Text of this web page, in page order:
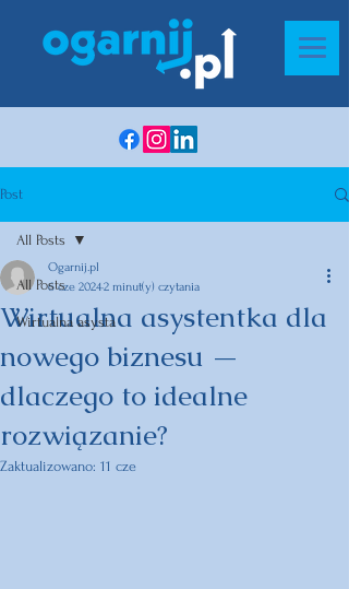
Post
All Posts
Wirtualna asysta
All Posts
Wirtualna asystentka dla
nowego biznesu —
dlaczego to idealne
rozwiązanie?
Ogarnij.pl
6 cze 20242 minut(y) czytania
Zaktualizowano: 11 cze